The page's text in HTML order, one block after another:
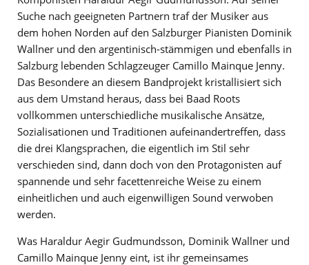
Suche nach geeigneten Partnern traf der Musiker aus
dem hohen Norden auf den Salzburger Pianisten Dominik
Wallner und den argentinisch-stämmigen und ebenfalls in
Salzburg lebenden Schlagzeuger Camillo Mainque Jenny.
Das Besondere an diesem Bandprojekt kristallisiert sich
aus dem Umstand heraus, dass bei Baad Roots
vollkommen unterschiedliche musikalische Ansätze,
Sozialisationen und Traditionen aufeinandertreffen, dass
die drei Klangsprachen, die eigentlich im Stil sehr
verschieden sind, dann doch von den Protagonisten auf
spannende und sehr facettenreiche Weise zu einem
einheitlichen und auch eigenwilligen Sound verwoben
werden.
Was Haraldur Aegir Gudmundsson, Dominik Wallner und
Camillo Mainque Jenny eint, ist ihr gemeinsames